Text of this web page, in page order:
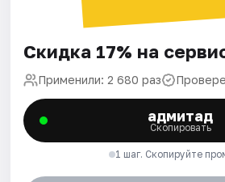
Скидка 17% на
Применили: 2 680 раз
адмитад
Скопировать
1 шаг. Скопируйте